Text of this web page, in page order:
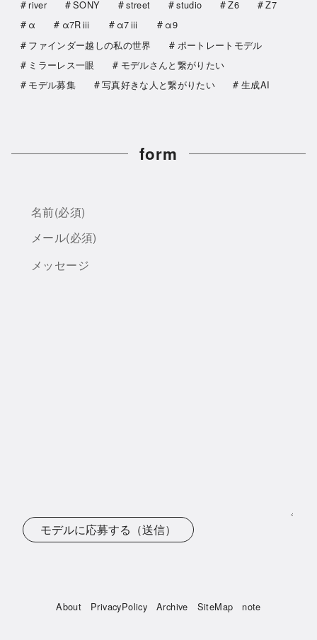
river
SONY street studio Z6
Z7
α
α7Rⅲ α7ⅲ
α9
ファインダー越しの私の世界
ポートレートモデル
ミラーレス一眼
モデルさんと繋がりたい
モデル募集
写真好きな人と繋がりたい 生成AI
form
名前(必須)
メール(必須)
メッセージ
モデルに応募する（送信）
About PrivacyPolicy Archive SiteMap note